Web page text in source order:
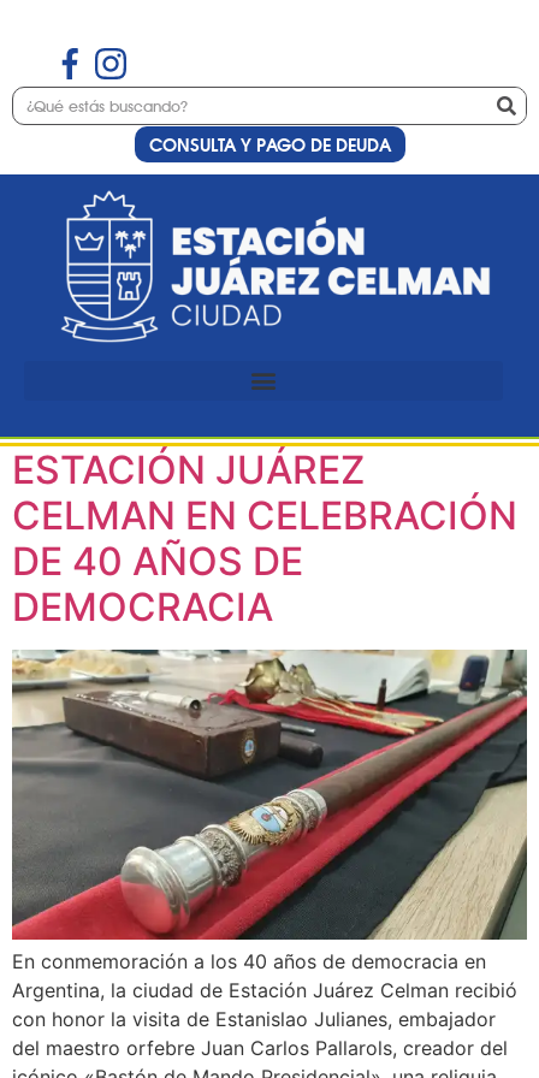
CONSULTA Y PAGO DE DEUDA
Etiqueta:40 años de
democracia
EL BASTÓN DE MANDO
ESTACIÓN JUÁREZ
CELMAN EN CELEBRACIÓN
DE 40 AÑOS DE
DEMOCRACIA
En conmemoración a los 40 años de democracia en
Argentina, la ciudad de Estación Juárez Celman recibió
con honor la visita de Estanislao Julianes, embajador
del maestro orfebre Juan Carlos Pallarols, creador del